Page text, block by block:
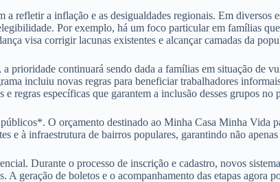
refletir a inflação e as desigualdades regionais. Em
Por exemplo, há um foco particular em famílias
visa corrigir lacunas existentes e alcançar camadas da
prioridade continuará sendo dada a famílias em situação de
incluiu novas regras para beneficiar trabalhadores
regras específicas que garantem a inclusão desses grupos no
O orçamento destinado ao Minha Casa Minha Vida
e à infraestrutura de bairros populares, garantindo não
Durante o processo de inscrição e cadastro, novos
geração de boletos e o acompanhamento das etapas agora